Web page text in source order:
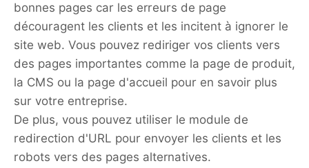
bonnes pages car les erreurs de page
découragent les clients et les incitent à ignorer le
site web. Vous pouvez rediriger vos clients vers
des pages importantes comme la page de produit,
la CMS ou la page d'accueil pour en savoir plus
sur votre entreprise.
De plus, vous pouvez utiliser le module de
redirection d'URL pour envoyer les clients et les
robots vers des pages alternatives.